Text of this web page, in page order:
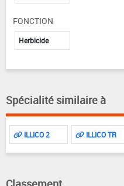
FONCTION
Herbicide
Spécialité similaire à
ILLICO 2 ILLICO TR